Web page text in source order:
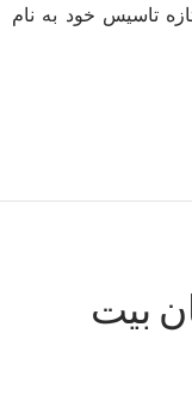
تاسیس خود به نام
بیت